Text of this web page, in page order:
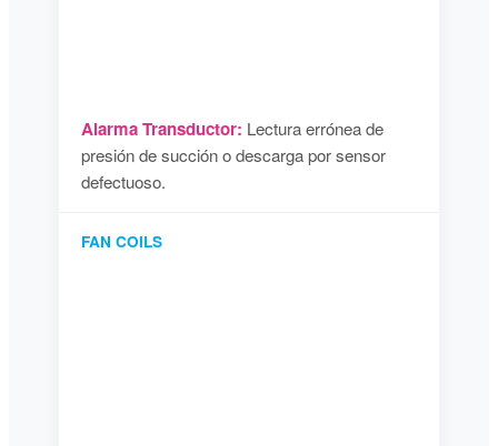
Alarma Transductor: Lectura errónea de
presión de succión o descarga por sensor
defectuoso.
FAN COILS